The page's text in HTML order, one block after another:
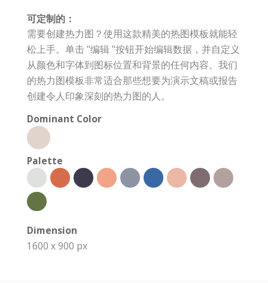
可定制的：
需要创建热力图？使用这款精美的热图模板就能轻
松上手。单击 "编辑 "按钮开始编辑数据，并自定义
从颜色和字体到图标位置和背景的任何内容。我们
的热力图模板非常适合那些想要为演示文稿或报告
创建令人印象深刻的热力图的人。
Dominant Color
Palette
Dimension
1600 x 900 px